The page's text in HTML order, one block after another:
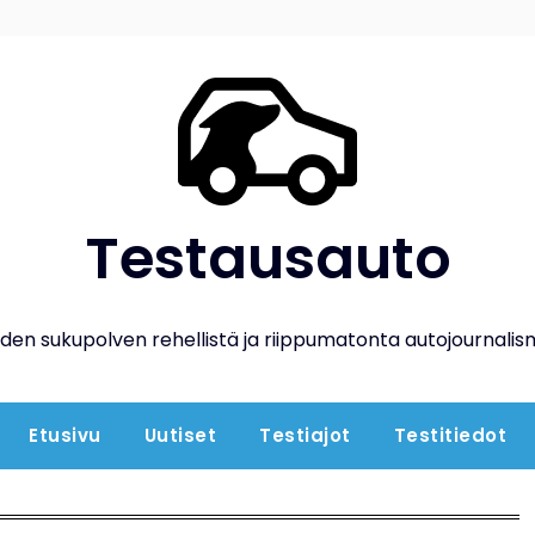
Testausauto
sukupolven rehellistä ja riippumatonta
Etusivu Uutiset Testiajot Testitiedot